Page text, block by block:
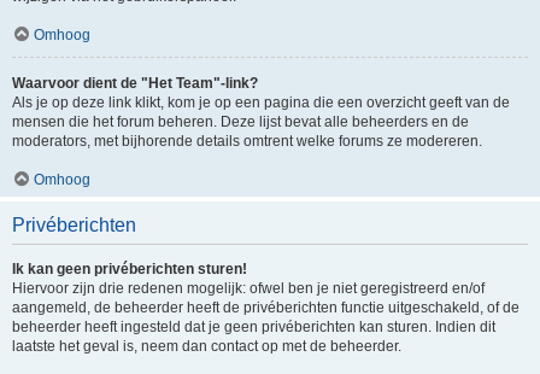
Omhoog
Waarvoor dient de "Het Team"-link?
Als je op deze link klikt, kom je op een pagina die een overzicht geeft van de
mensen die het forum beheren. Deze lijst bevat alle beheerders en de
moderators, met bijhorende details omtrent welke forums ze modereren.
Omhoog
Privéberichten
Ik kan geen privéberichten sturen!
Hiervoor zijn drie redenen mogelijk: ofwel ben je niet geregistreerd en/of
aangemeld, de beheerder heeft de privéberichten functie uitgeschakeld, of de
beheerder heeft ingesteld dat je geen privéberichten kan sturen. Indien dit
laatste het geval is, neem dan contact op met de beheerder.